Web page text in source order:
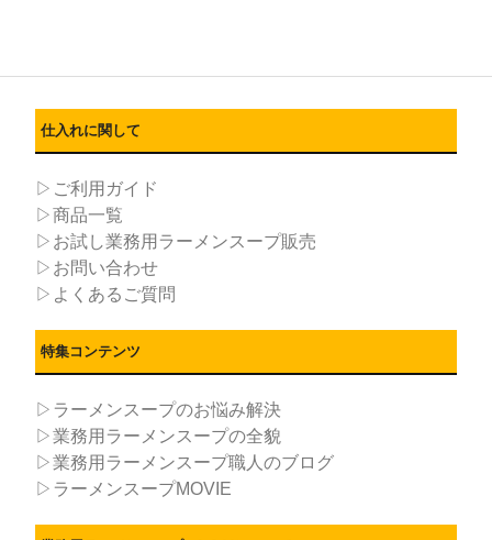
仕入れに関して
▷ご利用ガイド
▷商品一覧
▷お試し業務用ラーメンスープ販売
▷お問い合わせ
▷よくあるご質問
特集コンテンツ
▷ラーメンスープのお悩み解決
▷業務用ラーメンスープの全貌
▷業務用ラーメンスープ職人のブログ
▷ラーメンスープMOVIE